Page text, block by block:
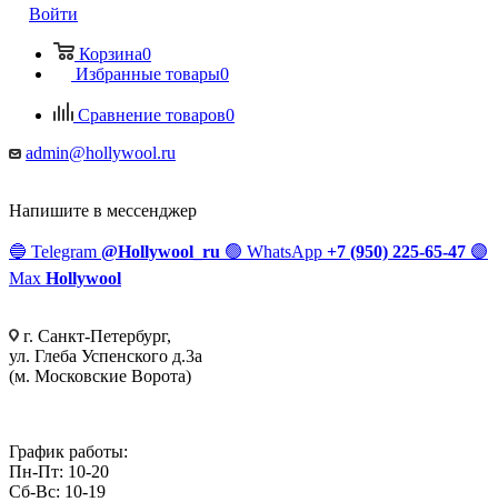
Войти
Корзина0
Избранные товары0
Сравнение товаров0
admin@hollywool.ru
Напишите в мессенджер
🔵 Telegram @Hollywool_ru 🟢 WhatsApp +7 (950) 225-65-47 🟣
Max Hollywool
г. Санкт-Петербург,
ул. Глеба Успенского д.3а
(м. Московские Ворота)
График работы:
Пн-Пт: 10-20
Сб-Вс: 10-19